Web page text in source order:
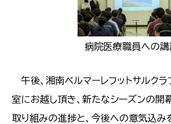
病院医療職員への講
午後、湘南ベルマーレフットサルク
室にお越し頂き、新たなシーズンの開
取り組みの進捗と、今後への意気込み